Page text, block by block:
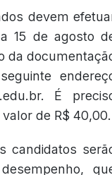
devem
15 de agosto
da
É
de R$ 40,00.
candidatos